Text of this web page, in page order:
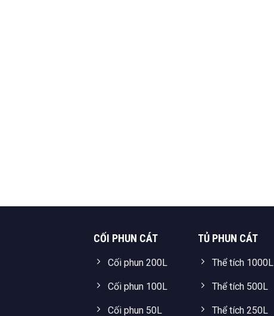
CỐI PHUN CÁT
Cối phun 200L
Cối phun 100L
Cối phun 50L
TỦ PHUN CÁT
Thể tích 1000L
Thể tích 500L
Thể tích 250L